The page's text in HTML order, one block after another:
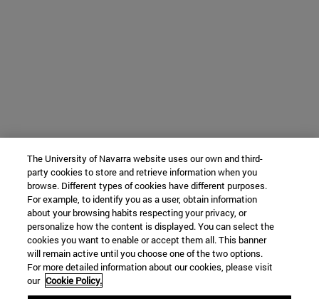
The University of Navarra website uses our own and third-
party cookies to store and retrieve information when you
browse. Different types of cookies have different purposes.
For example, to identify you as a user, obtain information
about your browsing habits respecting your privacy, or
personalize how the content is displayed. You can select the
cookies you want to enable or accept them all. This banner
will remain active until you choose one of the two options.
For more detailed information about our cookies, please visit
our Cookie Policy.